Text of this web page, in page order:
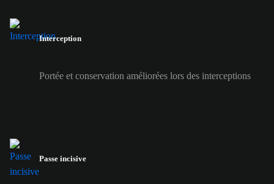
Interception
Portée et conservation améliorées lors des interceptions
Passe incisive